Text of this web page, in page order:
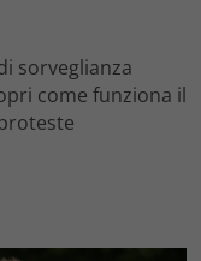
sorveglianza
come funziona il